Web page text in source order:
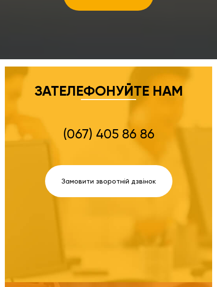
ЗАТЕЛЕФОНУЙТЕ НАМ
(067) 405 86 86
Замовити зворотній дзвінок